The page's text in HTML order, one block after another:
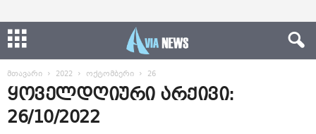
მთავარი 2022 ოქტომბერი 26
ყოველდღიური არქივი:
26/10/2022